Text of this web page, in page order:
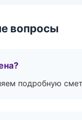
вопросы
подробную